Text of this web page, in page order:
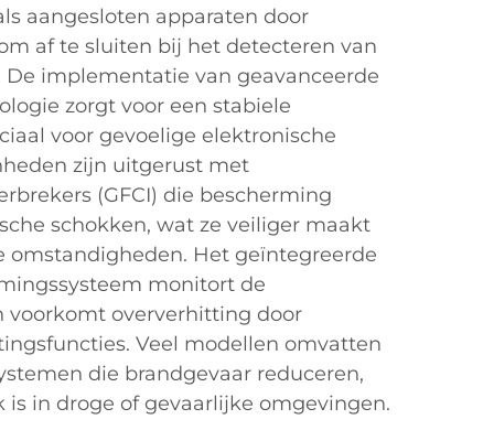
aangesloten apparaten door
af te sluiten bij het detecteren van
implementatie van geavanceerde
zorgt voor een stabiele
voor gevoelige elektronische
zijn uitgerust met
(GFCI) die bescherming
schokken, wat ze veiliger maakt
omstandigheden. Het geïntegreerde
monitort de
voorkomt oververhitting door
Veel modellen omvatten
die brandgevaar reduceren,
is in droge of gevaarlijke omgevingen.